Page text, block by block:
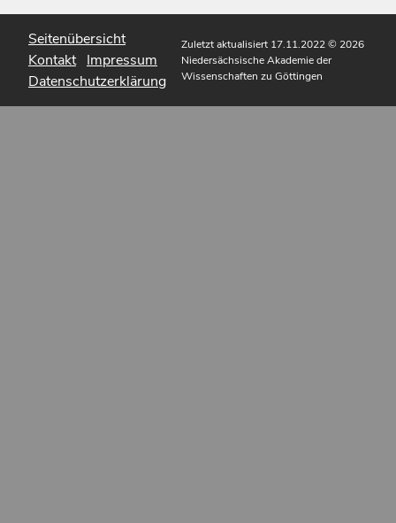
Seitenübersicht
Kontakt Impressum
Datenschutzerklärung
Zuletzt aktualisiert 17.11.2022© 2026
Niedersächsische Akademie der
Wissenschaften zu Göttingen